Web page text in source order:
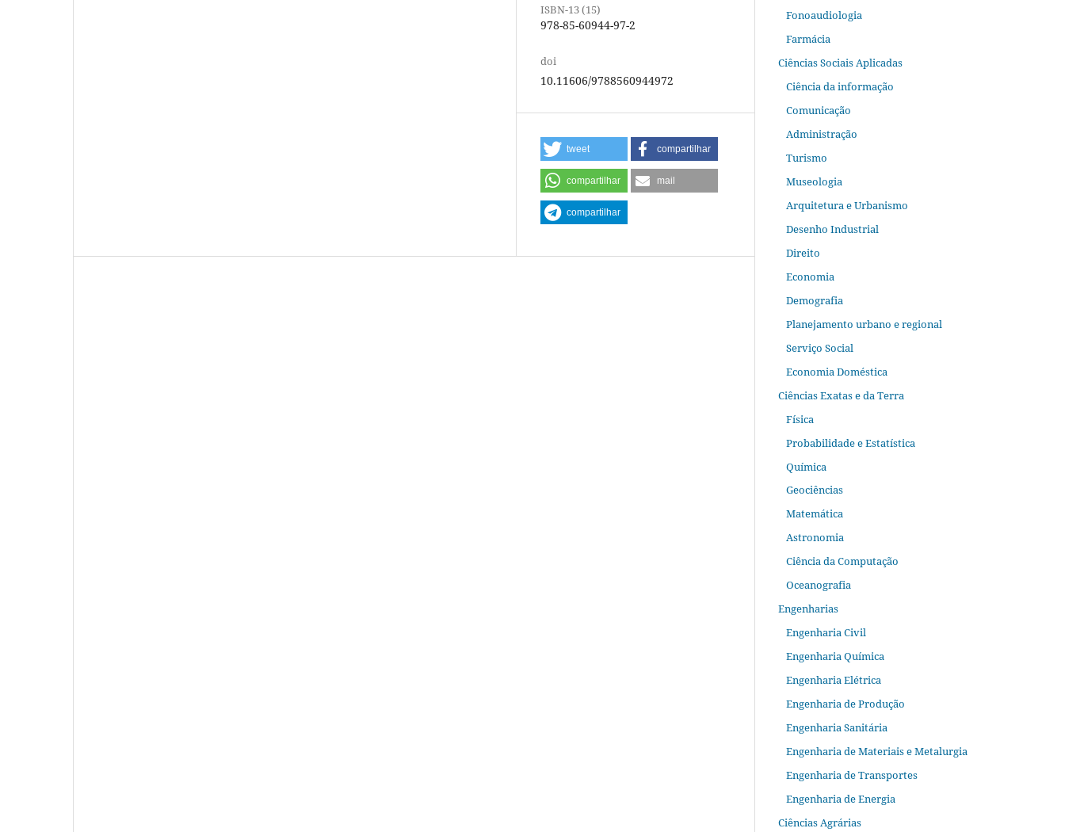
ISBN-13 (15)
978-85-60944-97-2
doi
10.11606/9788560944972
tweet compartilhar
compartilhar mail
compartilhar
Fonoaudiologia
Farmácia
Ciências Sociais Aplicadas
Ciência da informação
Comunicação
Administração
Turismo
Museologia
Arquitetura e Urbanismo
Desenho Industrial
Direito
Economia
Demografia
Planejamento urbano e regional
Serviço Social
Economia Doméstica
Ciências Exatas e da Terra
Física
Probabilidade e Estatística
Química
Geociências
Matemática
Astronomia
Ciência da Computação
Oceanografia
Engenharias
Engenharia Civil
Engenharia Química
Engenharia Elétrica
Engenharia de Produção
Engenharia Sanitária
Engenharia de Materiais e Metalurgia
Engenharia de Transportes
Engenharia de Energia
Ciências Agrárias